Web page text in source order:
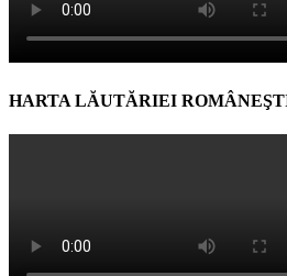
HARTA LĂUTĂRIEI